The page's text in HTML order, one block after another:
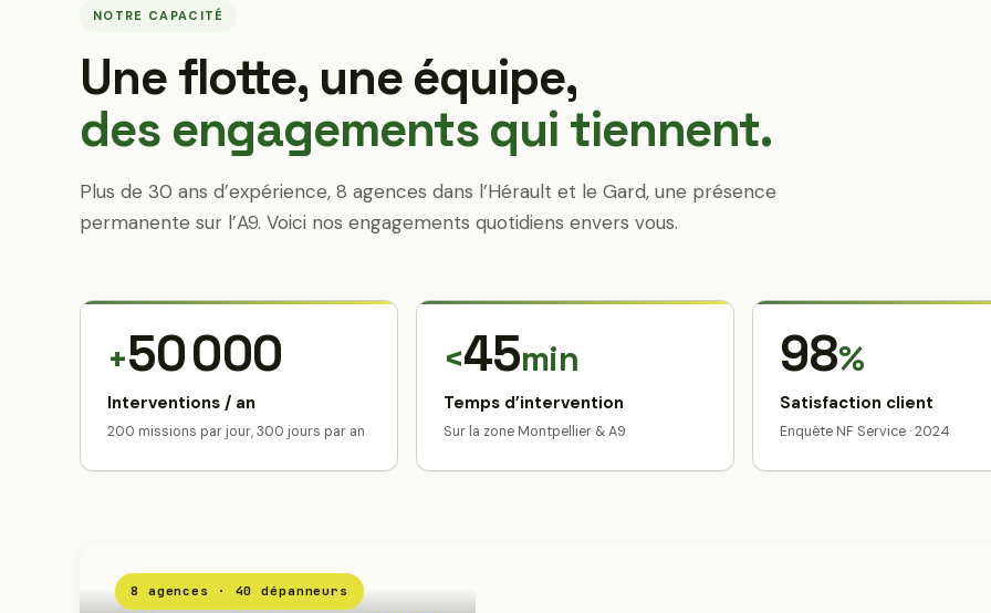
NOTRE CAPACITÉ
Une flotte, une équipe,
des engagements qui tiennent.
Plus de 30 ans d’expérience, 8 agences dans l’Hérault et le Gard, une présence
permanente sur l’A9. Voici nos engagements quotidiens envers vous.
+50 000
Interventions / an
200 missions par jour, 300 jours par an
<45min
Temps d’intervention
Sur la zone Montpellier & A9
98%
Satisfaction client
Enquête NF Service · 2024
8 agences · 40 dépanneurs